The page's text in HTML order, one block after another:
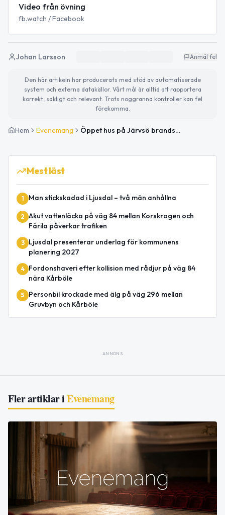
Video från övning
fb.watch / Facebook
Johan Larsson Anmäl fel
Den här artikeln har producerats med stöd av automatiserade
system och externa datakällor. Vårt mål är alltid att rapportera
korrekt, sakligt och relevant. Trots noggranna kontroller kan fel
förekomma.
Hem Evenemang Öppet hus på Järvsö brandstation
Mest läst
1 Man stickskadad i Ljusdal – två män anhållna
2 Akut vattenläcka på väg 84 mellan Korskrogen och
Färila påverkar trafiken
3
Ljusdal presenterar underlag för kommunens
planering 2027
4
Fordonshaveri efter kollision med rådjur på väg 84
nära Kårböle
5
Personbil krockade med älg på väg 296 mellan
Gruvbyn och Kårböle
ANNONS
Fler artiklar iEvenemang